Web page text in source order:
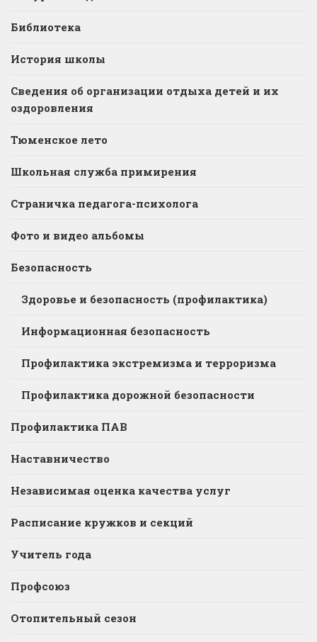
Библиотека
История школы
Сведения об организации отдыха детей и их
оздоровления
Тюменское лето
Школьная служба примирения
Страничка педагога-психолога
Фото и видео альбомы
Безопасность
Здоровье и безопасность (профилактика)
Информационная безопасность
Профилактика экстремизма и терроризма
Профилактика дорожной безопасности
Профилактика ПАВ
Наставничество
Независимая оценка качества услуг
Расписание кружков и секций
Учитель года
Профсоюз
Отопительный сезон